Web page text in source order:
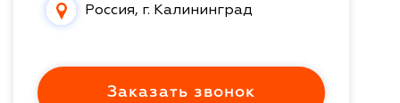
Россия, г. Калининград
Заказать звонок